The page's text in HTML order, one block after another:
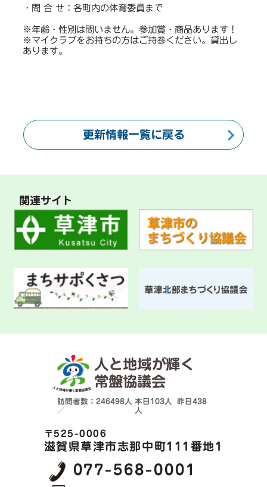
・問 合 せ：各町内の体育委員まで
※年齢・性別は問いません。参加賞・商品あります！
※マイクラブをお持ちの方はご持参ください。貸出し
あります。
更新情報一覧に戻る
関連サイト
人と地域が輝く
常盤協議会
訪問者数：246498人
／
本日 103人 昨日438
人
〒525-0006
滋賀県草津市志那中町111番地1
077-568-0001